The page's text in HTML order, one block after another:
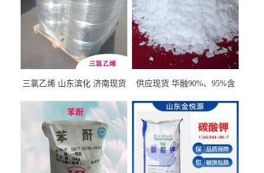
三氯乙烯 山东滨化 济南现货
供应现货 华融90%、95%含